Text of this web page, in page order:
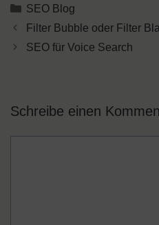
Kategorien
SEO Blog
Filter Bubble oder Filter
SEO für Voice Search
Schreibe einen